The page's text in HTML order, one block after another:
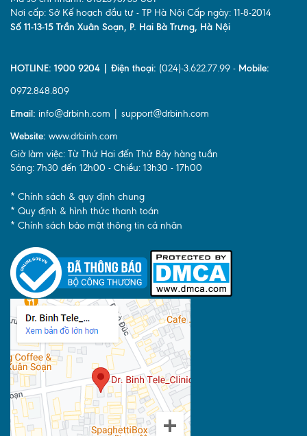
Nơi cấp: Sở Kế hoạch đầu tư - TP Hà Nội Cấp ngày: 11-8-2014
Số 11-13-15 Trần Xuân Soạn, P. Hai Bà Trưng, Hà Nội
HOTLINE: 1900 9204 | Điện thoại: (024)-3.622.77.99 - Mobile:
0972.848.809
Email: info@drbinh.com | support@drbinh.com
Website: www.drbinh.com
Giờ làm việc: Từ Thứ Hai đến Thứ Bảy hàng tuần
Sáng: 7h30 đến 12h00 - Chiều: 13h30 - 17h00
* Chính sách & quy định chung
* Quy định & hình thức thanh toán
* Chính sách bảo mật thông tin cá nhân